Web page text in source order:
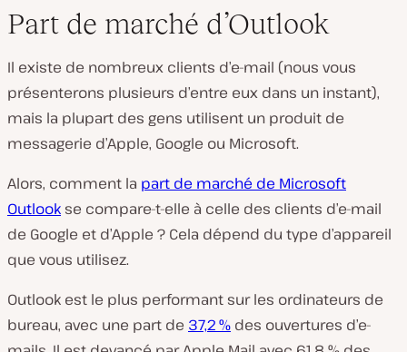
Part de marché d’Outlook
Il existe de nombreux clients d’e-mail (nous vous
présenterons plusieurs d’entre eux dans un instant),
mais la plupart des gens utilisent un produit de
messagerie d’Apple, Google ou Microsoft.
Alors, comment la part de marché de Microsoft
Outlook se compare-t-elle à celle des clients d’e-mail
de Google et d’Apple ? Cela dépend du type d’appareil
que vous utilisez.
Outlook est le plus performant sur les ordinateurs de
bureau, avec une part de 37,2 % des ouvertures d’e-